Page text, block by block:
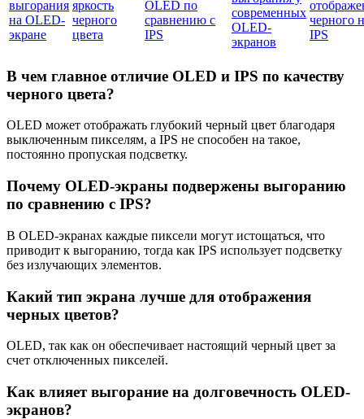
выгорания
на OLED-
экране
яркость
черного
цвета
OLED по
сравнению с
IPS
современных
OLED-
экранов
черного
IPS
В чем главное отличие OLED и IPS по качеству
черного цвета?
OLED может отображать глубокий черный цвет благодаря
выключенным пикселям, а IPS не способен на такое,
постоянно пропуская подсветку.
Почему OLED-экраны подвержены выгоранию
по сравнению с IPS?
В OLED-экранах каждые пиксели могут истощаться, что
приводит к выгоранию, тогда как IPS использует подсветку
без излучающих элементов.
Какий тип экрана лучше для отображения
черных цветов?
OLED, так как он обеспечивает настоящий черный цвет за
счет отключенных пикселей.
Как влияет выгорание на долговечность OLED-
экранов?